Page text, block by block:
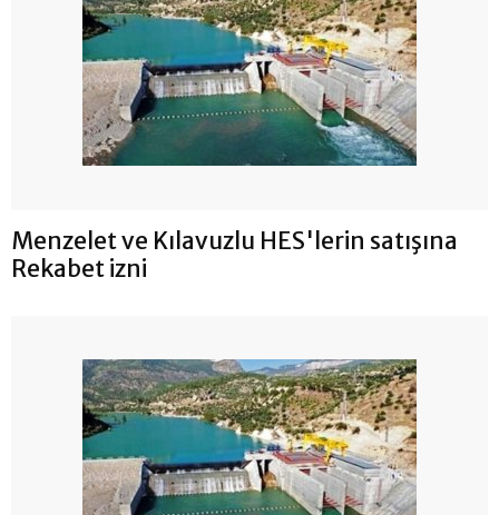
Menzelet ve Kılavuzlu HES'lerin satışına
Rekabet izni